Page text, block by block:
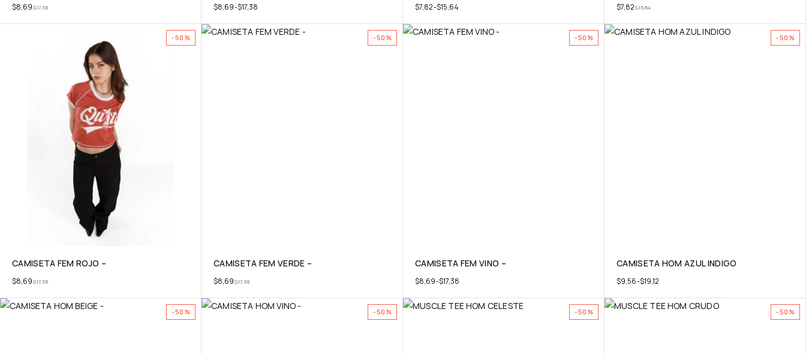
$17,38
$8,69 $8,69-$17,38 $7,82-$15,64 $15,64
$7,82
-50%
CAMISETA FEM ROJO –
$17,38
$8,69
-50%
CAMISETA FEM VERDE –
$17,38
$8,69
-50%
CAMISETA FEM VINO –
$8,69-$17,38
-50%
CAMISETA HOM AZUL INDIGO
$9,56-$19,12
-50% -50% -50% -50%